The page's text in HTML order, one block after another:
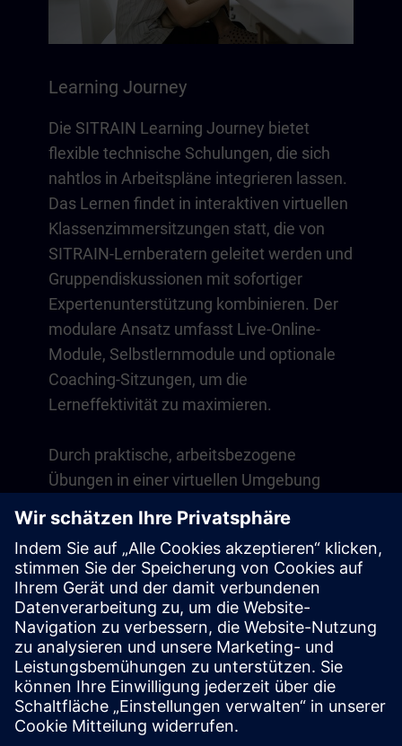
Learning Journey
Die SITRAIN Learning Journey bietet
flexible technische Schulungen, die sich
nahtlos in Arbeitspläne integrieren lassen.
Das Lernen findet in interaktiven virtuellen
Klassenzimmersitzungen statt, die von
SITRAIN-Lernberatern geleitet werden und
Gruppendiskussionen mit sofortiger
Expertenunterstützung kombinieren. Der
modulare Ansatz umfasst Live-Online-
Module, Selbstlernmodule und optionale
Coaching-Sitzungen, um die
Lerneffektivität zu maximieren.
Durch praktische, arbeitsbezogene
Übungen in einer virtuellen Umgebung
Ihrem Arbeitsalltag anwendbar sind. Das
Lernen geht über den Kurs hinaus mit
einer einjährigen Mitgliedschaft auf
unserer digitalen Lernplattform SITRAIN
access.
Übersicht